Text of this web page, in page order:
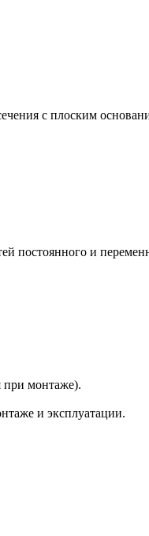
с плоским
постоянного и
при монтаже).
и эксплуатации.